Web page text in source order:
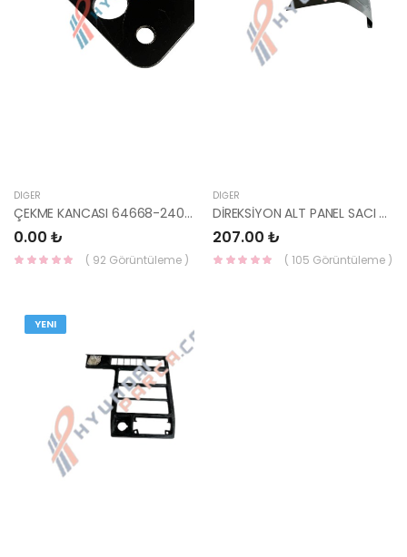
DIĞER
ÇEKME KANCASI 64668-24000-HMC
0.00 ₺
( 92 Görüntüleme )
DIĞER
DİREKSİYON ALT PANEL SACI H100 71630-43400-HMC
207.00 ₺
( 105 Görüntüleme )
YENI